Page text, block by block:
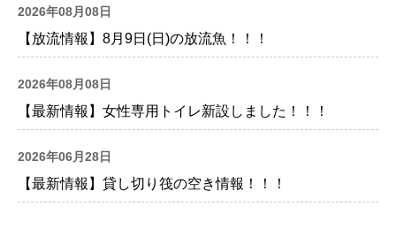
2026年08月08日
【放流情報】8月9日(日)の放流魚！！！
2026年08月08日
【最新情報】女性専用トイレ新設しました！！！
2026年06月28日
【最新情報】貸し切り筏の空き情報！！！